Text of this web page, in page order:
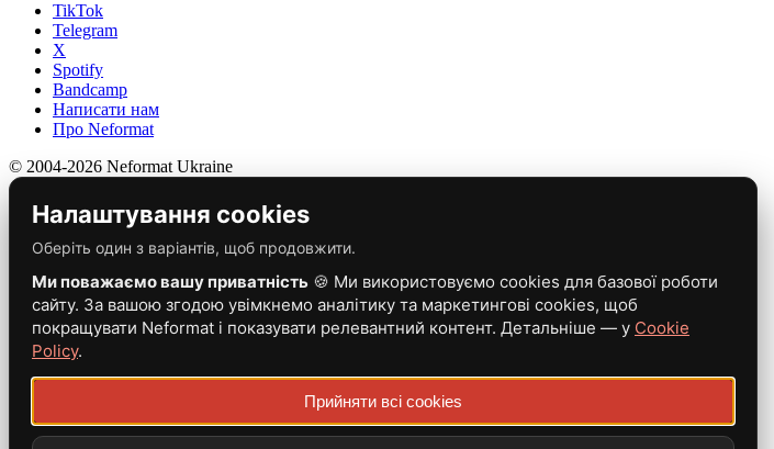
TikTok
Telegram
X
Spotify
Bandcamp
Написати нам
Про Neformat
© 2004-2026 Neformat Ukraine
Налаштування cookies
Оберіть один з варіантів, щоб продовжити.
Ми поважаємо вашу приватність 🍪 Ми використовуємо cookies для базової роботи
сайту. За вашою згодою увімкнемо аналітику та маркетингові cookies, щоб
покращувати Neformat і показувати релевантний контент. Детальніше — у Cookie
Policy.
Прийняти всі cookies